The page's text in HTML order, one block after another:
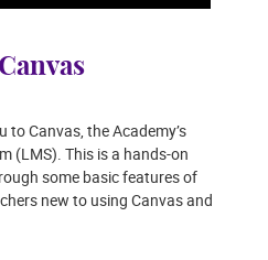
Canvas, the Academy’s
(LMS). This is a hands-on
some basic features of
new to using Canvas and